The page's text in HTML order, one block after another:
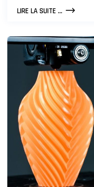
LIRE LA SUITE ...LES
EN
PLOMBERIE
À
RENAIX
EN
BELGIQUE